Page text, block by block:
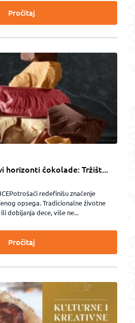
Pročitaj
horizonti čokolade: Tržišt...
redefinišu značenje
opsega. Tradicionalne životne
dobijanja dece, više ne...
Pročitaj